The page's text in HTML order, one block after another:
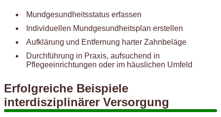
Mundgesundheitsstatus erfassen
Individuellen Mundgesundheitsplan erstellen
Aufklärung und Entfernung harter Zahnbeläge
Durchführung in Praxis, aufsuchend in
Pflegeeinrichtungen oder im häuslichen Umfeld
Erfolgreiche Beispiele
interdisziplinärer Versorgung